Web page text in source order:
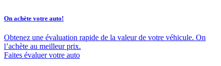
On achète votre auto!
Obtenez une évaluation rapide de la valeur de votre véhicule. On
l’achète au meilleur prix.
Faites évaluer votre auto